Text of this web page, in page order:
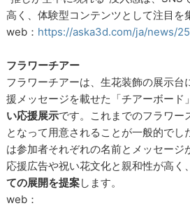
高く、体験型コンテンツとして注目を
web： https://aska3d.com/ja/news/
フラワーチアー
フラワーチアーは、生花装飾の展示台
援メッセージを載せた「チアーボード
い応援展示です。これまでのフラワー
となって用意されることが一般的でし
は参加者それぞれの名前とメッセージ
応援広告や祝い花文化と親和性が高く、
ての展開を提案します。
web：